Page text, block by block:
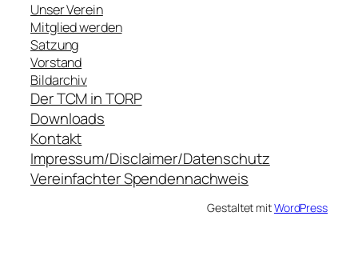
Unser Verein
Mitglied werden
Satzung
Vorstand
Bildarchiv
Der TCM in TORP
Downloads
Kontakt
Impressum/Disclaimer/Datenschutz
Vereinfachter Spendennachweis
Gestaltet mitWordPress